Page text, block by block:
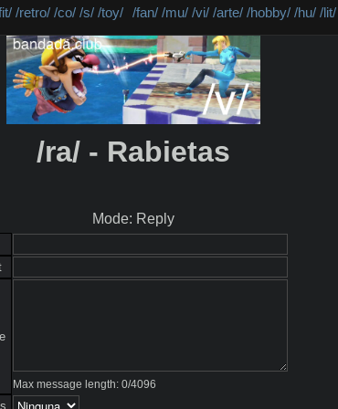
/retro/ /co/ /s/ /toy/ /fan/ /mu/ /vi/ /arte/ /hobby/ /hu/ /lit/
/ra/ - Rabietas
Mode: Reply
Max message length: 0/4096